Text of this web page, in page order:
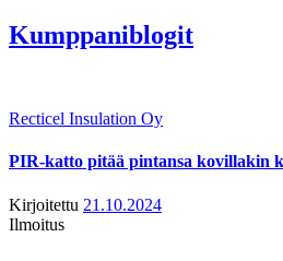
Kumppaniblogit
Recticel Insulation Oy
PIR-katto pitää pintansa kovillakin
Kirjoitettu 21.10.2024
Ilmoitus